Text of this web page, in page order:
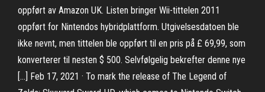
oppført av Amazon UK. Listen bringer Wii-tittelen 2011
oppført for Nintendos hybridplattform. Utgivelsesdatoen ble
ikke nevnt, men tittelen ble oppført til en pris på £ 69,99, som
konverterer til nesten $ 500. Selvfølgelig bekrefter denne nye
[…] Feb 17, 2021 · To mark the release of The Legend of